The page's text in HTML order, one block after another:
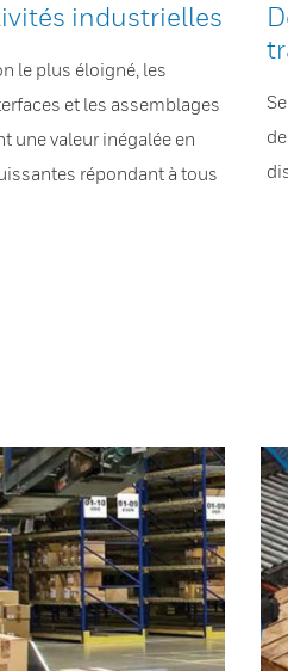
industrielles
le plus éloigné, les
et les assemblages
une valeur inégalée en
répondant à tous